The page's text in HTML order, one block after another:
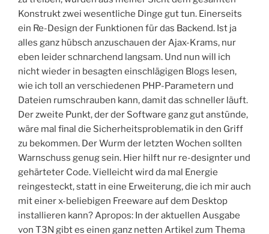
Konstrukt zwei wesentliche Dinge gut tun. Einerseits
ein Re-Design der Funktionen für das Backend. Ist ja
alles ganz hübsch anzuschauen der Ajax-Krams, nur
eben leider schnarchend langsam. Und nun will ich
nicht wieder in besagten einschlägigen Blogs lesen,
wie ich toll an verschiedenen PHP-Parametern und
Dateien rumschrauben kann, damit das schneller läuft.
Der zweite Punkt, der der Software ganz gut anstünde,
wäre mal final die Sicherheitsproblematik in den Griff
zu bekommen. Der Wurm der letzten Wochen sollten
Warnschuss genug sein. Hier hilft nur re-designter und
gehärteter Code. Vielleicht wird da mal Energie
reingesteckt, statt in eine Erweiterung, die ich mir auch
mit einer x-beliebigen Freeware auf dem Desktop
installieren kann? Apropos: In der aktuellen Ausgabe
von T3N gibt es einen ganz netten Artikel zum Thema